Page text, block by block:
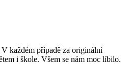
každém případě za originální
i škole. Všem se nám moc líbilo.